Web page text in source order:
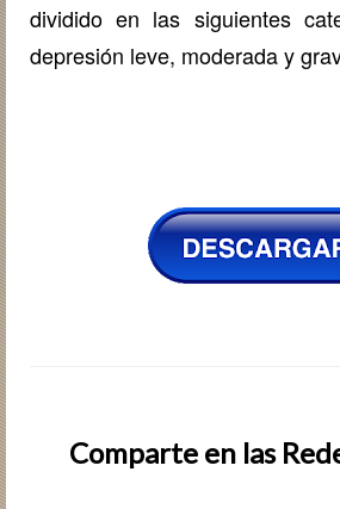
dividido en las siguientes
depresión leve, moderada y
Comparte en las